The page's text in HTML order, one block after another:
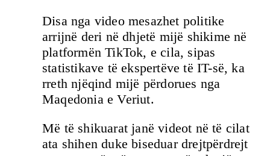
Disa nga video mesazhet politike
arrijnë deri në dhjetë mijë shikime në
platformën TikTok, e cila, sipas
statistikave të ekspertëve të IT-së, ka
rreth njëqind mijë përdorues nga
Maqedonia e Veriut.
Më të shikuarat janë videot në të cilat
ata shihen duke biseduar drejtpërdrejt